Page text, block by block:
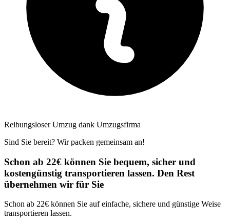
Reibungsloser Umzug dank Umzugsfirma
Sind Sie bereit? Wir packen gemeinsam an!
Schon ab 22€ können Sie bequem, sicher und
kostengünstig transportieren lassen. Den Rest
übernehmen wir für Sie
Schon ab 22€ können Sie auf einfache, sichere und günstige Weise
transportieren lassen.